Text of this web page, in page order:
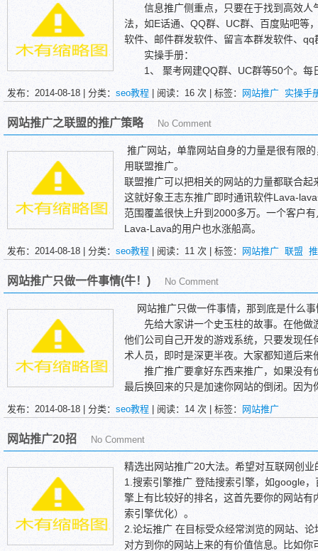
信息推广侧重点，只要在于找到高效人
法，如E话通、QQ群、UC群、百度贴吧等
软件、邮件群发软件、留言本群发软件、
实操手册：
1、 聚考网建QQ群、UC群等50个。每
息。 IP1000+。
2、 百度贴吧。每日顶帖、发帖20个。
3、 百度知道。每日回答、自问自答问
发布：2014-08-18 | 分类： seo教程 | 阅读： 16 次 | 标签： 网站推广 实操手
网站推广之联盟的推广策略 No Comment
推广网站，单靠网站自身的力量是很有限
用联盟推广。
联盟推广可以把相关的网站的力量都联合起
这就好象王志东推广即时通讯软件Lava-
范围覆盖很快上升到2000多万。一个客户
Lava-Lava的用户也水涨船高。
如何联盟呢?形式多种多样。
按效果付费型:比较适合电子商务网站，
来推广。
发布：2014-08-18 | 分类： seo教程 | 阅读： 11 次 | 标签： 网站推广 联盟
网站推广只做一件事情(牛！) No Comment
网站推广只做一件事情，那到底是什么事
先给大家讲一个史玉柱的故事。在他做
他们公司自己开发的游戏系统，只要发现
术人员，即时是深更半夜。大家都知道后来
推广推广要拿好东西来推广，如果没有
最后换回来的只是加速你网站的倒闭。因
的影响。最后想要改变就很难了。这就是
发布：2014-08-18 | 分类： seo教程 | 阅读： 14 次 | 标签： 网站推广
网站推广20招 No Comment
精选出网站推广20大法。希望对互联网创业
1.搜索引擎推广 登陆搜索引擎，如google
擎上有比较好的排名，这首先要你的网站
索引擎优化）。
2.论坛推广 在目标受众经常浏览的网站、
对方到你的网站上来的有价值信息。比如你